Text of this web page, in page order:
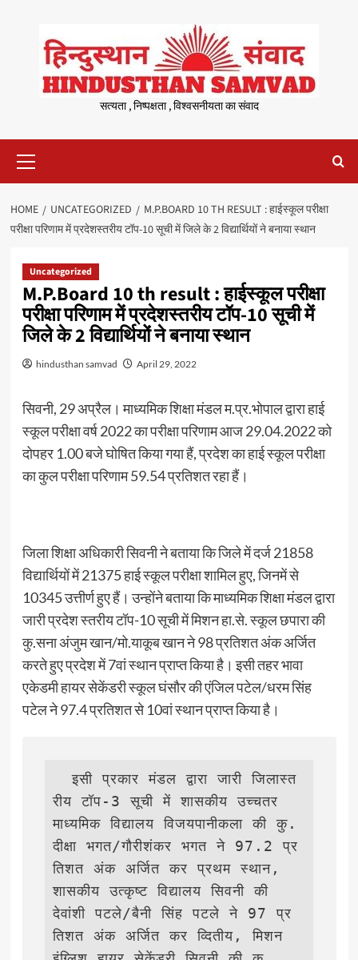
content
सत्यता , निष्पक्षता , विश्वसनीयता का संवाद
Menu
HOME UNCATEGORIZED
M.P.BOARD 10 TH RESULT : हाईस्कूल परीक्षा
परीक्षा परिणाम में प्रदेशस्तरीय टॉप-10 सूची में जिले के 2 विद्यार्थियों ने बनाया स्थान
Uncategorized
M.P.Board 10 th result : हाईस्कूल परीक्षा
परीक्षा परिणाम में प्रदेशस्तरीय टॉप-10 सूची में
जिले के 2 विद्यार्थियों ने बनाया स्थान
hindusthan samvad April 29, 2022
सिवनी, 29 अप्रैल। माध्यमिक शिक्षा मंडल म.प्र.भोपाल द्वारा हाई
स्कूल परीक्षा वर्ष 2022 का परीक्षा परिणाम आज 29.04.2022 को
दोपहर 1.00 बजे घोषित किया गया हैं, प्रदेश का हाई स्कूल परीक्षा
का कुल परीक्षा परिणाम 59.54 प्रतिशत रहा हैं।
जिला शिक्षा अधिकारी सिवनी ने बताया कि जिले में दर्ज 21858
विद्यार्थियों में 21375 हाई स्कूल परीक्षा शामिल हुए, जिनमें से
10345 उत्तीर्ण हुए हैं। उन्होंने बताया कि माध्यमिक शिक्षा मंडल द्वारा
जारी प्रदेश स्तरीय टॉप-10 सूची में मिशन हा.से. स्कूल छपारा की
कु.सना अंजुम खान/मो.याकूब खान ने 98 प्रतिशत अंक अर्जित
करते हुए प्रदेश में 7वां स्थान प्राप्त किया है। इसी तहर भावा
एकेडमी हायर सेकेंडरी स्कूल घंसौर की एंजिल पटेल/धरम सिंह
पटेल ने 97.4 प्रतिशत से 10वां स्थान प्राप्त किया है।
  इसी प्रकार मंडल द्वारा जारी जिलास्त
रीय टॉप-3 सूची में शासकीय उच्चतर
माध्यमिक विद्यालय विजयपानीकला की कु.
दीक्षा भगत/गौरीशंकर भगत ने 97.2 प्र
तिशत अंक अर्जित कर प्रथम स्थान,
शासकीय उत्कृष्ट विद्यालय सिवनी की
देवांशी पटले/बैनी सिंह पटले ने 97 प्र
तिशत अंक अर्जित कर व्दितीय, मिशन